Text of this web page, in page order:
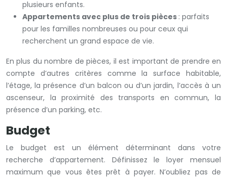
plusieurs enfants.
Appartements avec plus de trois pièces : parfaits
pour les familles nombreuses ou pour ceux qui
recherchent un grand espace de vie.
En plus du nombre de pièces, il est important de prendre en
compte d’autres critères comme la surface habitable,
l’étage, la présence d’un balcon ou d’un jardin, l’accès à un
ascenseur, la proximité des transports en commun, la
présence d’un parking, etc.
Budget
Le budget est un élément déterminant dans votre
recherche d’appartement. Définissez le loyer mensuel
maximum que vous êtes prêt à payer. N’oubliez pas de